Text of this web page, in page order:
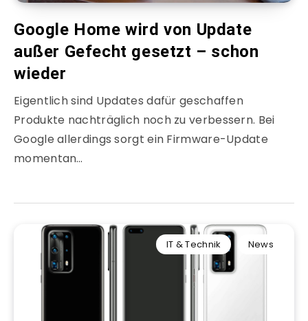
Google Home wird von Update
außer Gefecht gesetzt – schon
wieder
Eigentlich sind Updates dafür geschaffen
Produkte nachträglich noch zu verbessern. Bei
Google allerdings sorgt ein Firmware-Update
momentan…
IT & Technik News